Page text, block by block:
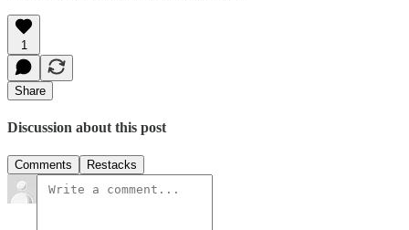
1
Share
Discussion about this post
Comments Restacks